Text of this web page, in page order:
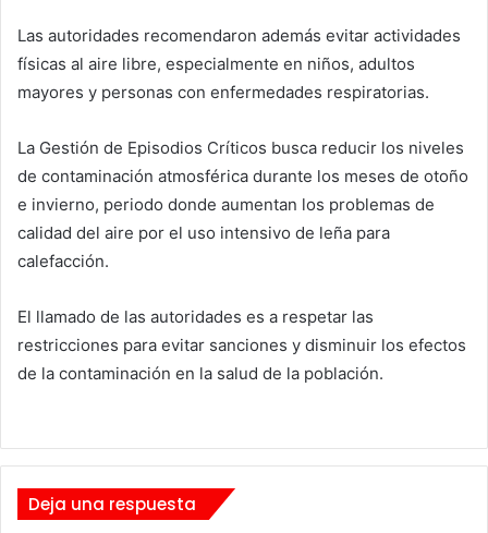
Las autoridades recomendaron además evitar actividades
físicas al aire libre, especialmente en niños, adultos
mayores y personas con enfermedades respiratorias.
La Gestión de Episodios Críticos busca reducir los niveles
de contaminación atmosférica durante los meses de otoño
e invierno, periodo donde aumentan los problemas de
calidad del aire por el uso intensivo de leña para
calefacción.
El llamado de las autoridades es a respetar las
restricciones para evitar sanciones y disminuir los efectos
de la contaminación en la salud de la población.
Deja una respuesta